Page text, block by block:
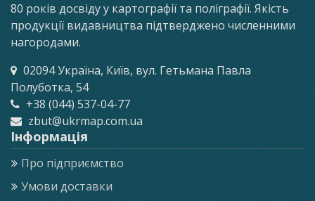
80 років досвіду у картографії та поліграфії. Якість
продукції видавництва підтверджено численними
нагородами.
02094 Україна, Київ, вул. Гетьмана Павла
Полуботка, 54
+38 (044) 537-04-77
zbut@ukrmap.com.ua
Інформація
Про підприємство
Умови доставки